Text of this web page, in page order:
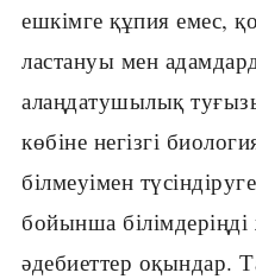
ешкімге құпия емес,
ластануы мен
алаңдатушылық
көбіне негізгі
білмеуімен
бойынша
әдебиеттер оқындар.